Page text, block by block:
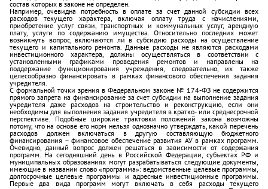
состав которых в законе не определен.
Например, очевидна потребность в оплате за счет данной субсидии всех
расходов текущего характера, включая оплату труда с начислениями,
приобретение услуг связи, транспортных и коммунальных услуг, арендную
плату, услуги по содержанию имущества. Относительно последних может
возникнуть вопрос, включаются ли в субсидию расходы на осуществление
текущего и капитального ремонта. Данные расходы не являются расходами
инвестиционного характера, должны осуществляться в соответствии с
установленными графиками проведения ремонтов и направлены на
поддержание функционирования учреждения, следовательно, их также
целесообразно финансировать в рамках финансового обеспечения задания
учредителя.
С формальной точки зрения в Федеральном законе № 174-ФЗ не содержится
прямого запрета на финансирование за счет субсидии на выполнение задания
учредителя даже расходов на строительство и реконструкцию, если они
необходимы для выполнения задания учредителя в кратко- или среднесрочной
перспективе. Подобные широкие трактовки положений закона возможны
потому, что на основе его норм нельзя однозначно утверждать, какой перечень
расходов должен включаться в другую составляющую бюджетного
финансирования – финансовое обеспечение развития АУ в рамках программ.
Очевидно, данный вопрос должен решаться в зависимости от содержания
программ. На сегодняшний день в Российской Федерации, субъектах РФ и
муниципальных образованиях могут разрабатываться следующие документы,
имеющие в названии слово «программа»: ведомственные целевые программы,
долгосрочные целевые программы и адресные инвестиционные программы.
Первые два вида программ могут включать в себя расходы текущего